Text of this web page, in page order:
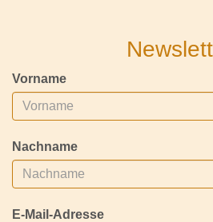
Vorname
Nachname
E-Mail-Adresse